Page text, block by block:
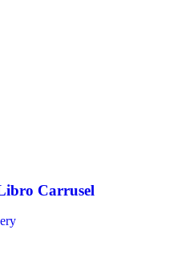
Carrusel